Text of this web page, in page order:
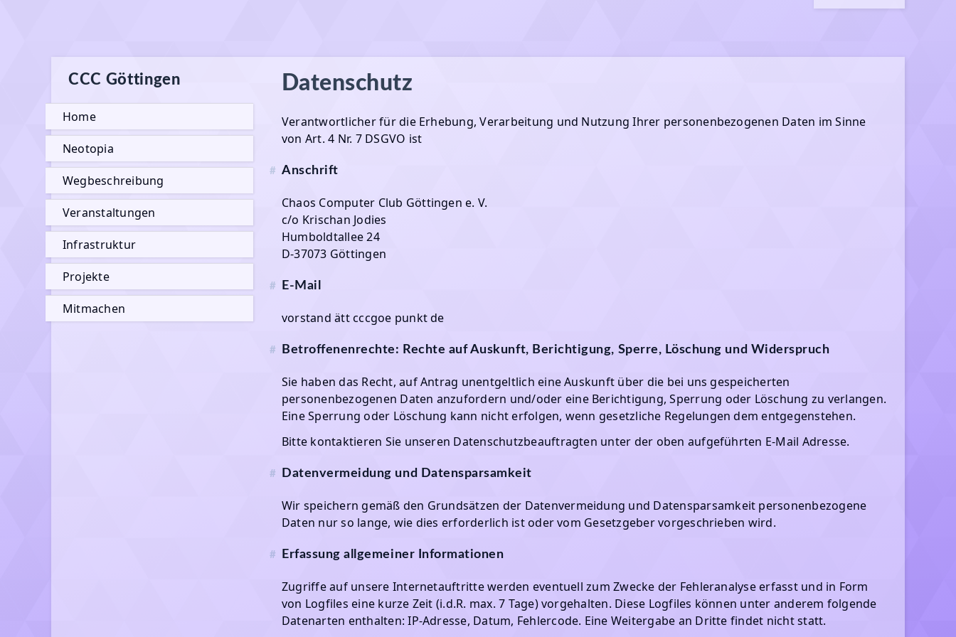
CCC Göttingen
Home
Neotopia
Wegbeschreibung
Veranstaltungen
Infrastruktur
Projekte
Mitmachen
Datenschutz
Verantwortlicher für die Erhebung, Verarbeitung und Nutzung Ihrer personenbezogenen Daten im Sinne
von Art. 4 Nr. 7 DSGVO ist
Anschrift
#
Chaos Computer Club Göttingen e. V.
c/o Krischan Jodies
Humboldtallee 24
D-37073 Göttingen
E-Mail
#
vorstand ätt cccgoe punkt de
Betroffenenrechte: Rechte auf Auskunft, Berichtigung, Sperre, Löschung und Widerspruch
#
Sie haben das Recht, auf Antrag unentgeltlich eine Auskunft über die bei uns gespeicherten
personenbezogenen Daten anzufordern und/oder eine Berichtigung, Sperrung oder Löschung zu verlangen.
Eine Sperrung oder Löschung kann nicht erfolgen, wenn gesetzliche Regelungen dem entgegenstehen.
Bitte kontaktieren Sie unseren Datenschutzbeauftragten unter der oben aufgeführten E-Mail Adresse.
Datenvermeidung und Datensparsamkeit
#
Wir speichern gemäß den Grundsätzen der Datenvermeidung und Datensparsamkeit personenbezogene
Daten nur so lange, wie dies erforderlich ist oder vom Gesetzgeber vorgeschrieben wird.
Erfassung allgemeiner Informationen
#
Zugriffe auf unsere Internetauftritte werden eventuell zum Zwecke der Fehleranalyse erfasst und in Form
von Logfiles eine kurze Zeit (i.d.R. max. 7 Tage) vorgehalten. Diese Logfiles können unter anderem folgende
Datenarten enthalten: IP-Adresse, Datum, Fehlercode. Eine Weitergabe an Dritte findet nicht statt.